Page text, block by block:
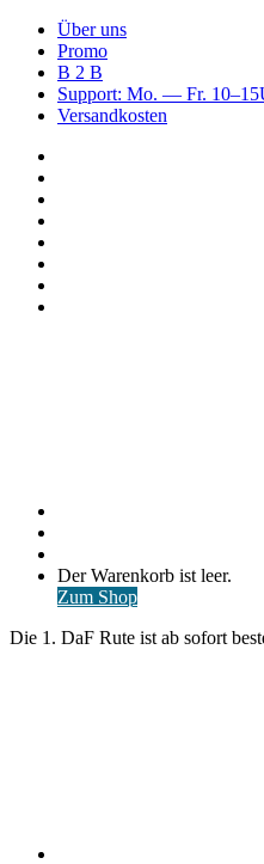
Über uns
Promo
B 2 B
Support: Mo. — Fr.
Versandkosten
Warenkorb
ansehen
Der Warenkorb ist leer.
Zum Shop
Die 1. DaF Rute ist ab sofort